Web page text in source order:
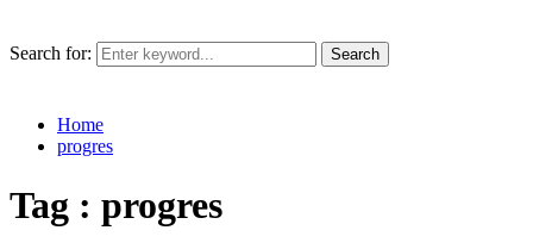
Search for: Search
Home
progres
Tag : progres